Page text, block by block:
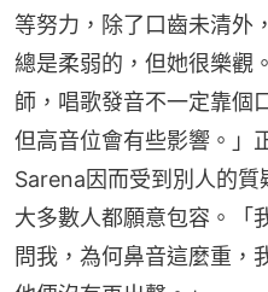
等努力，除了口齒未清外
總是柔弱的，但她很樂觀
師，唱歌發音不一定靠個
但高音位會有些影響。」
Sarena因而受到別人的質
大多數人都願意包容。「
問我，為何鼻音這麼重，